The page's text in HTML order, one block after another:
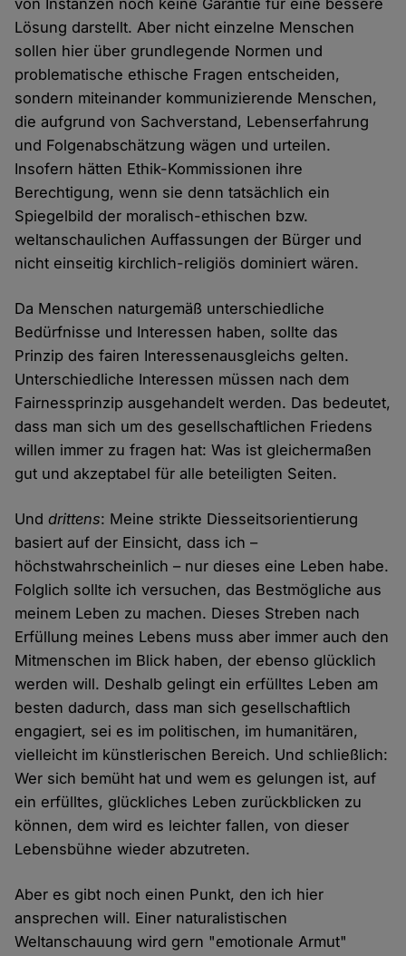
von Instanzen noch keine Garantie für eine bessere
Lösung darstellt. Aber nicht einzelne Menschen
sollen hier über grundlegende Normen und
problematische ethische Fragen entscheiden,
sondern miteinander kommunizierende Menschen,
die aufgrund von Sachverstand, Lebenserfahrung
und Folgenabschätzung wägen und urteilen.
Insofern hätten Ethik-Kommissionen ihre
Berechtigung, wenn sie denn tatsächlich ein
Spiegelbild der moralisch-ethischen bzw.
weltanschaulichen Auffassungen der Bürger und
nicht einseitig kirchlich-religiös dominiert wären.
Da Menschen naturgemäß unterschiedliche
Bedürfnisse und Interessen haben, sollte das
Prinzip des fairen Interessenausgleichs gelten.
Unterschiedliche Interessen müssen nach dem
Fairnessprinzip ausgehandelt werden. Das bedeutet,
dass man sich um des gesellschaftlichen Friedens
willen immer zu fragen hat: Was ist gleichermaßen
gut und akzeptabel für alle beteiligten Seiten.
Unddrittens: Meine strikte Diesseitsorientierung
basiert auf der Einsicht, dass ich –
höchstwahrscheinlich – nur dieses eine Leben habe.
Folglich sollte ich versuchen, das Bestmögliche aus
meinem Leben zu machen. Dieses Streben nach
Erfüllung meines Lebens muss aber immer auch den
Mitmenschen im Blick haben, der ebenso glücklich
werden will. Deshalb gelingt ein erfülltes Leben am
besten dadurch, dass man sich gesellschaftlich
engagiert, sei es im politischen, im humanitären,
vielleicht im künstlerischen Bereich. Und schließlich:
Wer sich bemüht hat und wem es gelungen ist, auf
ein erfülltes, glückliches Leben zurückblicken zu
können, dem wird es leichter fallen, von dieser
Lebensbühne wieder abzutreten.
Aber es gibt noch einen Punkt, den ich hier
ansprechen will. Einer naturalistischen
Weltanschauung wird gern "emotionale Armut"